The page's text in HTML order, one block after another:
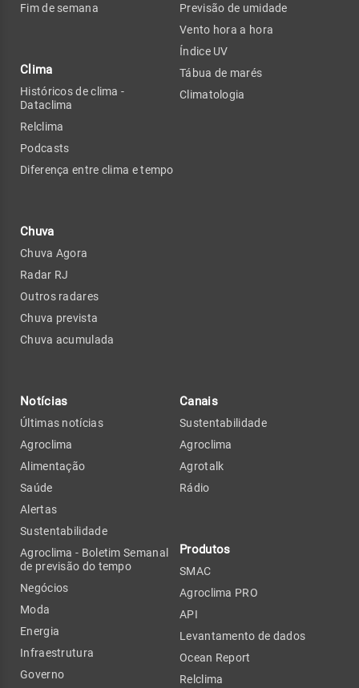
Fim de semana
Clima
Históricos de clima -
Dataclima
Relclima
Podcasts
Diferença entre clima e tempo
Chuva
Chuva Agora
Radar RJ
Outros radares
Chuva prevista
Chuva acumulada
Previsão de umidade
Vento hora a hora
Índice UV
Tábua de marés
Climatologia
Notícias
Últimas notícias
Agroclima
Alimentação
Saúde
Alertas
Sustentabilidade
Agroclima - Boletim Semanal
de previsão do tempo
Negócios
Moda
Energia
Infraestrutura
Governo
Canais
Sustentabilidade
Agroclima
Agrotalk
Rádio
Produtos
SMAC
Agroclima PRO
API
Levantamento de dados
Ocean Report
Relclima